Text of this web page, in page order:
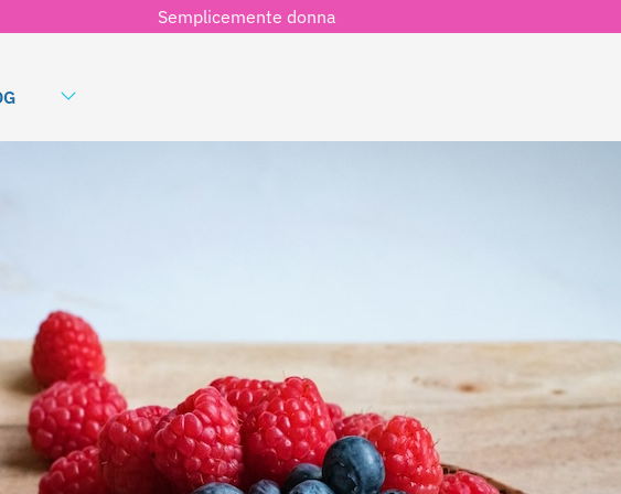
Semplicemente donna